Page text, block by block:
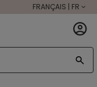
FRANÇAIS | FR